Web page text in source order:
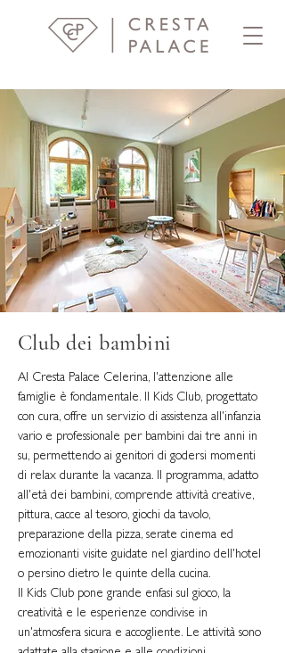
Club dei bambini
Al Cresta Palace Celerina, l'attenzione alle
famiglie è fondamentale. Il Kids Club, progettato
con cura, offre un servizio di assistenza all'infanzia
vario e professionale per bambini dai tre anni in
su, permettendo ai genitori di godersi momenti
di relax durante la vacanza. Il programma, adatto
all'età dei bambini, comprende attività creative,
pittura, cacce al tesoro, giochi da tavolo,
preparazione della pizza, serate cinema ed
emozionanti visite guidate nel giardino dell'hotel
o persino dietro le quinte della cucina.
Il Kids Club pone grande enfasi sul gioco, la
creatività e le esperienze condivise in
un'atmosfera sicura e accogliente. Le attività sono